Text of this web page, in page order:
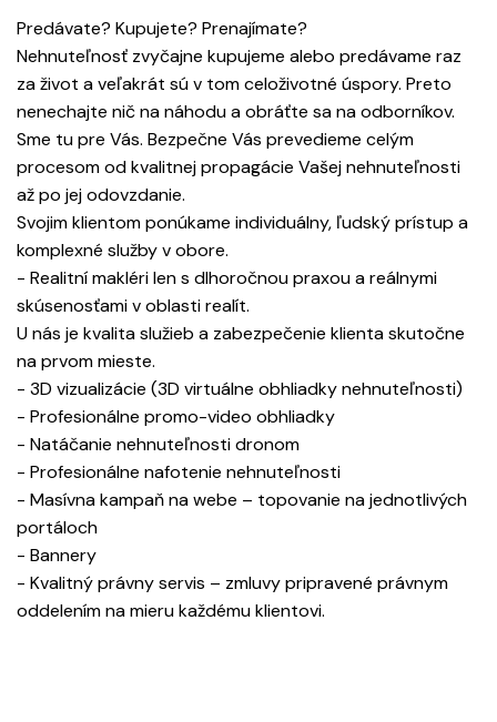
Predávate? Kupujete? Prenajímate?
Nehnuteľnosť zvyčajne kupujeme alebo predávame raz
za život a veľakrát sú v tom celoživotné úspory. Preto
nenechajte nič na náhodu a obráťte sa na odborníkov.
Sme tu pre Vás. Bezpečne Vás prevedieme celým
procesom od kvalitnej propagácie Vašej nehnuteľnosti
až po jej odovzdanie.
Svojim klientom ponúkame individuálny, ľudský prístup a
komplexné služby v obore.
- Realitní makléri len s dlhoročnou praxou a reálnymi
skúsenosťami v oblasti realít.
U nás je kvalita služieb a zabezpečenie klienta skutočne
na prvom mieste.
- 3D vizualizácie (3D virtuálne obhliadky nehnuteľnosti)
- Profesionálne promo-video obhliadky
- Natáčanie nehnuteľnosti dronom
- Profesionálne nafotenie nehnuteľnosti
- Masívna kampaň na webe – topovanie na jednotlivých
portáloch
- Bannery
- Kvalitný právny servis – zmluvy pripravené právnym
oddelením na mieru každému klientovi.